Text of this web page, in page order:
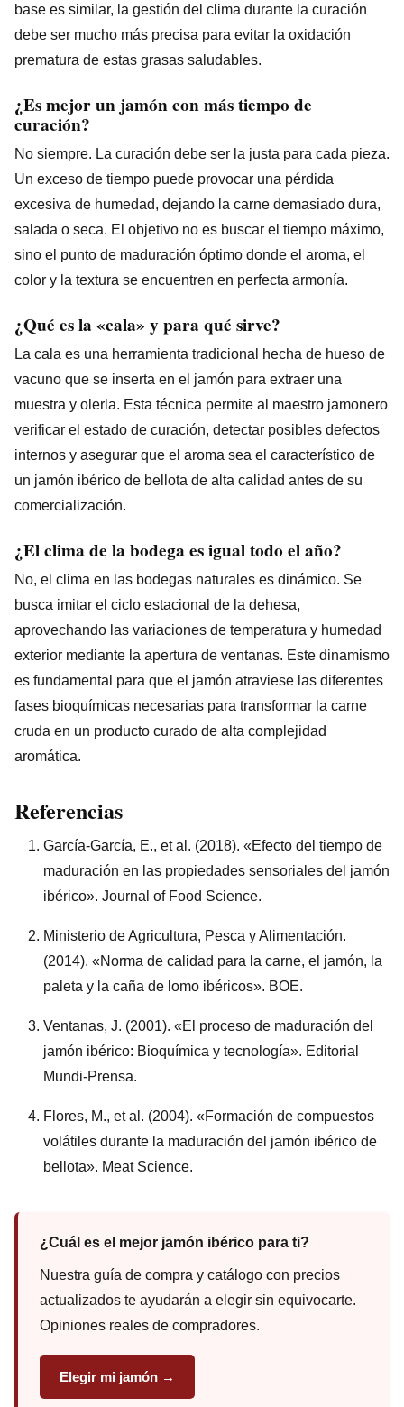
base es similar, la gestión del clima durante la curación
debe ser mucho más precisa para evitar la oxidación
prematura de estas grasas saludables.
¿Es mejor un jamón con más tiempo de
curación?
No siempre. La curación debe ser la justa para cada pieza.
Un exceso de tiempo puede provocar una pérdida
excesiva de humedad, dejando la carne demasiado dura,
salada o seca. El objetivo no es buscar el tiempo máximo,
sino el punto de maduración óptimo donde el aroma, el
color y la textura se encuentren en perfecta armonía.
¿Qué es la «cala» y para qué sirve?
La cala es una herramienta tradicional hecha de hueso de
vacuno que se inserta en el jamón para extraer una
muestra y olerla. Esta técnica permite al maestro jamonero
verificar el estado de curación, detectar posibles defectos
internos y asegurar que el aroma sea el característico de
un jamón ibérico de bellota de alta calidad antes de su
comercialización.
¿El clima de la bodega es igual todo el año?
No, el clima en las bodegas naturales es dinámico. Se
busca imitar el ciclo estacional de la dehesa,
aprovechando las variaciones de temperatura y humedad
exterior mediante la apertura de ventanas. Este dinamismo
es fundamental para que el jamón atraviese las diferentes
fases bioquímicas necesarias para transformar la carne
cruda en un producto curado de alta complejidad
aromática.
Referencias
García-García, E., et al. (2018). «Efecto del tiempo de
maduración en las propiedades sensoriales del jamón
ibérico». Journal of Food Science.
Ministerio de Agricultura, Pesca y Alimentación.
(2014). «Norma de calidad para la carne, el jamón, la
paleta y la caña de lomo ibéricos». BOE.
Ventanas, J. (2001). «El proceso de maduración del
jamón ibérico: Bioquímica y tecnología». Editorial
Mundi-Prensa.
Flores, M., et al. (2004). «Formación de compuestos
volátiles durante la maduración del jamón ibérico de
bellota». Meat Science.
¿Cuál es el mejor jamón ibérico para ti?
Nuestra guía de compra y catálogo con precios
actualizados te ayudarán a elegir sin equivocarte.
Opiniones reales de compradores.
Elegir mi jamón →